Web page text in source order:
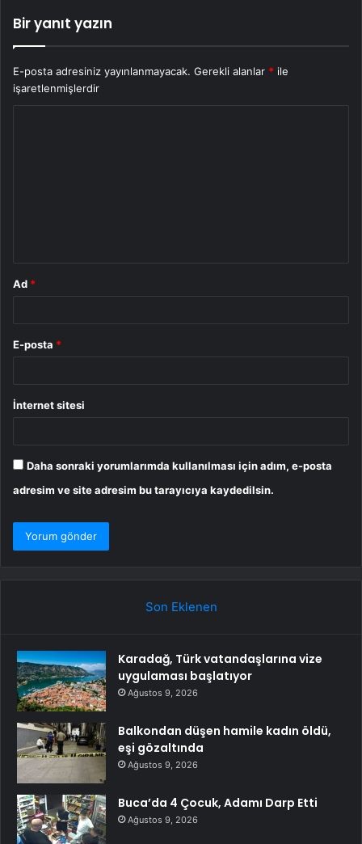
Bir yanıt yazın
E-posta adresiniz yayınlanmayacak. Gerekli alanlar * ile
işaretlenmişlerdir
Ad *
E-posta *
İnternet sitesi
Daha sonraki yorumlarımda kullanılması için adım, e-posta
adresim ve site adresim bu tarayıcıya kaydedilsin.
Son Eklenen
Karadağ, Türk vatandaşlarına vize
uygulaması başlatıyor
Ağustos 9, 2026
Balkondan düşen hamile kadın öldü,
eşi gözaltında
Ağustos 9, 2026
Buca’da 4 Çocuk, Adamı Darp Etti
Ağustos 9, 2026